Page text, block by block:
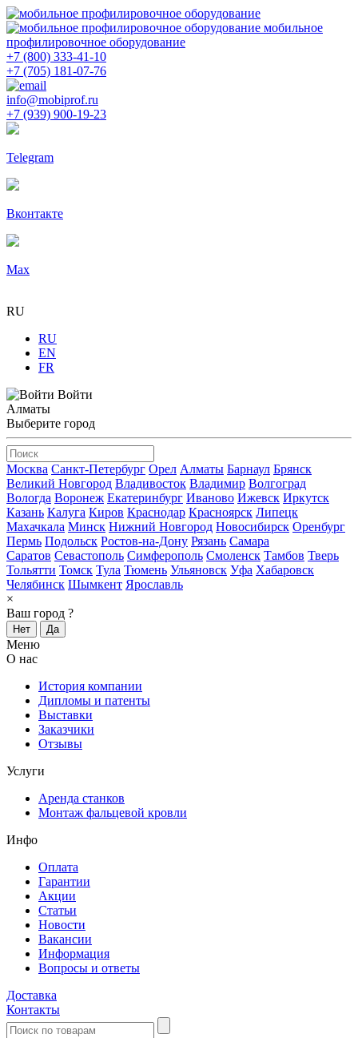
мобильное
профилировочное оборудование
+7 (800) 333-41-10
+7 (705) 181-07-76
info@mobiprof.ru
+7 (939) 900-19-23
Telegram
Вконтакте
Max
RU
RU
EN
FR
Войти
Алматы
Выберите город
Москва Санкт-Петербург Орел Алматы Барнаул Брянск
Великий Новгород Владивосток Владимир Волгоград
Вологда Воронеж Екатеринбург Иваново Ижевск Иркутск
Казань Калуга Киров Краснодар Красноярск Липецк
Махачкала Минск Нижний Новгород Новосибирск Оренбург
Пермь Подольск Ростов-на-Дону Рязань Самара
Саратов Севастополь Симферополь Смоленск Тамбов Тверь
Тольятти Томск Тула Тюмень Ульяновск Уфа Хабаровск
Челябинск Шымкент Ярославль
×
Ваш город ?
Нет Да
Меню
О нас
История компании
Дипломы и патенты
Выставки
Заказчики
Отзывы
Услуги
Аренда станков
Монтаж фальцевой кровли
Инфо
Оплата
Гарантии
Акции
Статьи
Новости
Вакансии
Информация
Вопросы и ответы
Доставка
Контакты